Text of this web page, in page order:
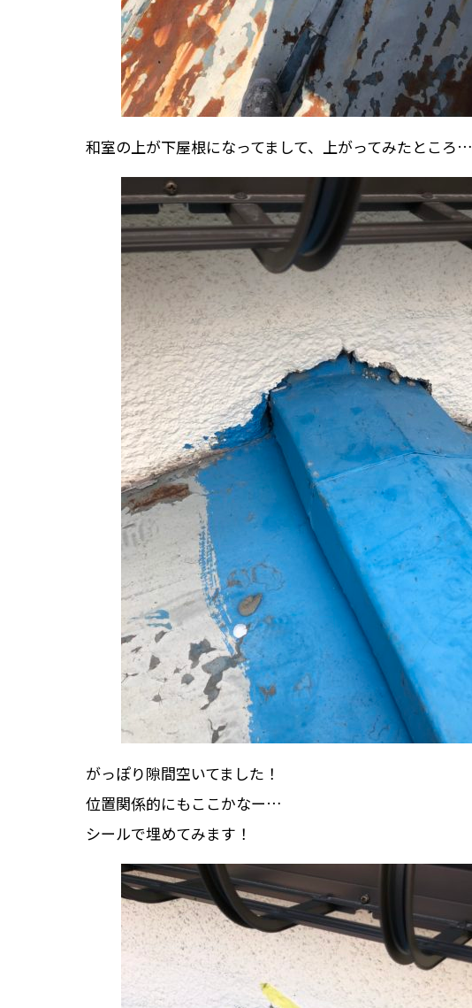
和室の上が下屋根になってまして、上がってみたところ…
がっぽり隙間空いてました！
位置関係的にもここかなー…
シールで埋めてみます！